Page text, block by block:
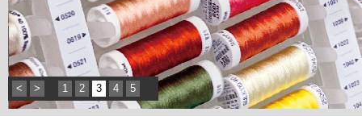
< > 1 2 3 4 5